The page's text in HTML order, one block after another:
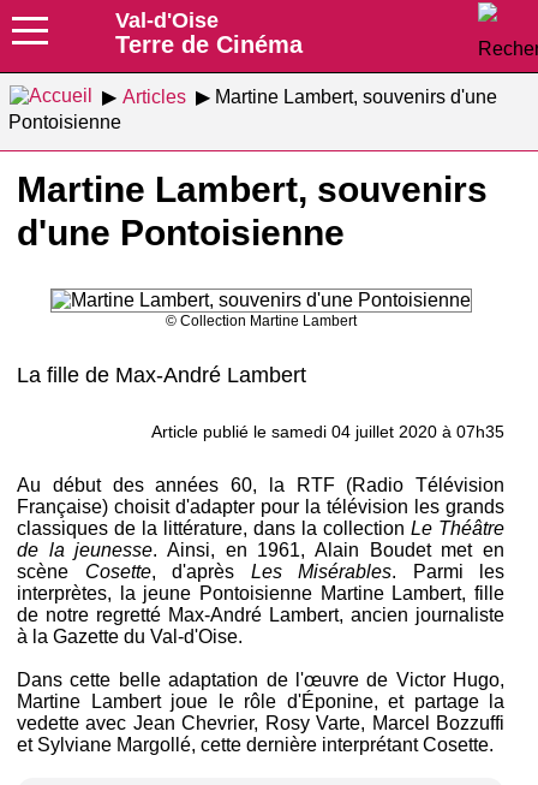
Val-d'Oise
Terre de Cinéma
Articles
Martine Lambert, souvenirs d'une
Pontoisienne
Martine Lambert, souvenirs
d'une Pontoisienne
© Collection Martine Lambert
La fille de Max-André Lambert
Article publié le samedi 04 juillet 2020 à 07h35
Au début des années 60, la RTF (Radio Télévision
Française) choisit d'adapter pour la télévision les grands
classiques de la littérature, dans la collection Le Théâtre
de la jeunesse. Ainsi, en 1961, Alain Boudet met en
scène Cosette, d'après Les Misérables. Parmi les
interprètes, la jeune Pontoisienne Martine Lambert, fille
de notre regretté Max-André Lambert, ancien journaliste
à la Gazette du Val-d'Oise.
Dans cette belle adaptation de l'œuvre de Victor Hugo,
Martine Lambert joue le rôle d'Éponine, et partage la
vedette avec Jean Chevrier, Rosy Varte, Marcel Bozzuffi
et Sylviane Margollé, cette dernière interprétant Cosette.